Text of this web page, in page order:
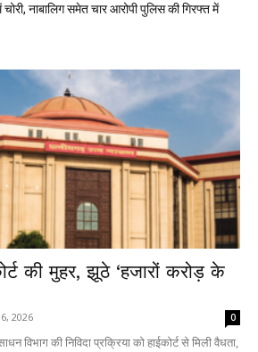
नाबालिग समेत चार आरोपी पुलिस की गिरफ्त में
की मुहर, झूठे ‘हजारों करोड़ के
2026 0
की निविदा प्रक्रिया को हाईकोर्ट से मिली वैधता,